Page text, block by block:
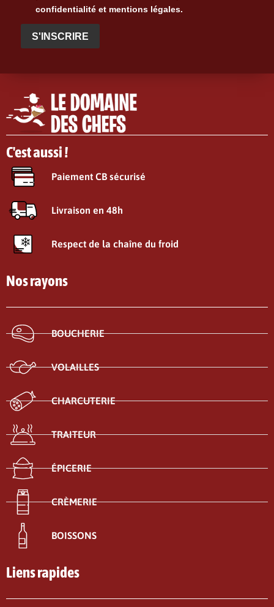
confidentialité et mentions légales.
S'INSCRIRE
C'est aussi !
Paiement CB sécurisé
Livraison en 48h
Respect de la chaîne du froid
Nos rayons
BOUCHERIE
VOLAILLES
CHARCUTERIE
TRAITEUR
ÉPICERIE
CRÈMERIE
BOISSONS
Liens rapides